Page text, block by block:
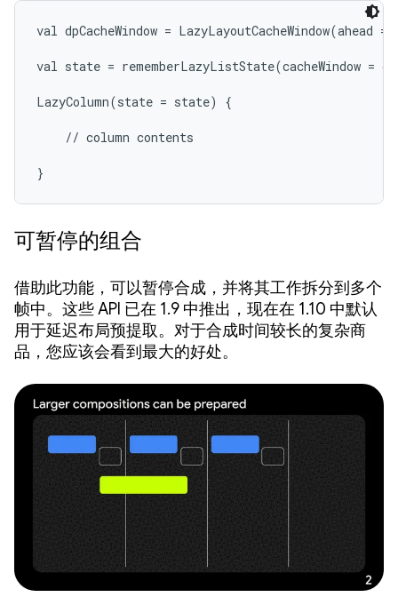
val dpCacheWindow = LazyLayoutCacheWindow(ahead
val state = rememberLazyListState(cacheWindow =
LazyColumn(state = state) {
    // column contents
}
可暂停的组合
借助此功能，可以暂停合成，并将其工作拆分到多个
帧中。这些 API 已在 1.9 中推出，现在在 1.10 中默认
用于延迟布局预提取。对于合成时间较长的复杂商
品，您应该会看到最大的好处。